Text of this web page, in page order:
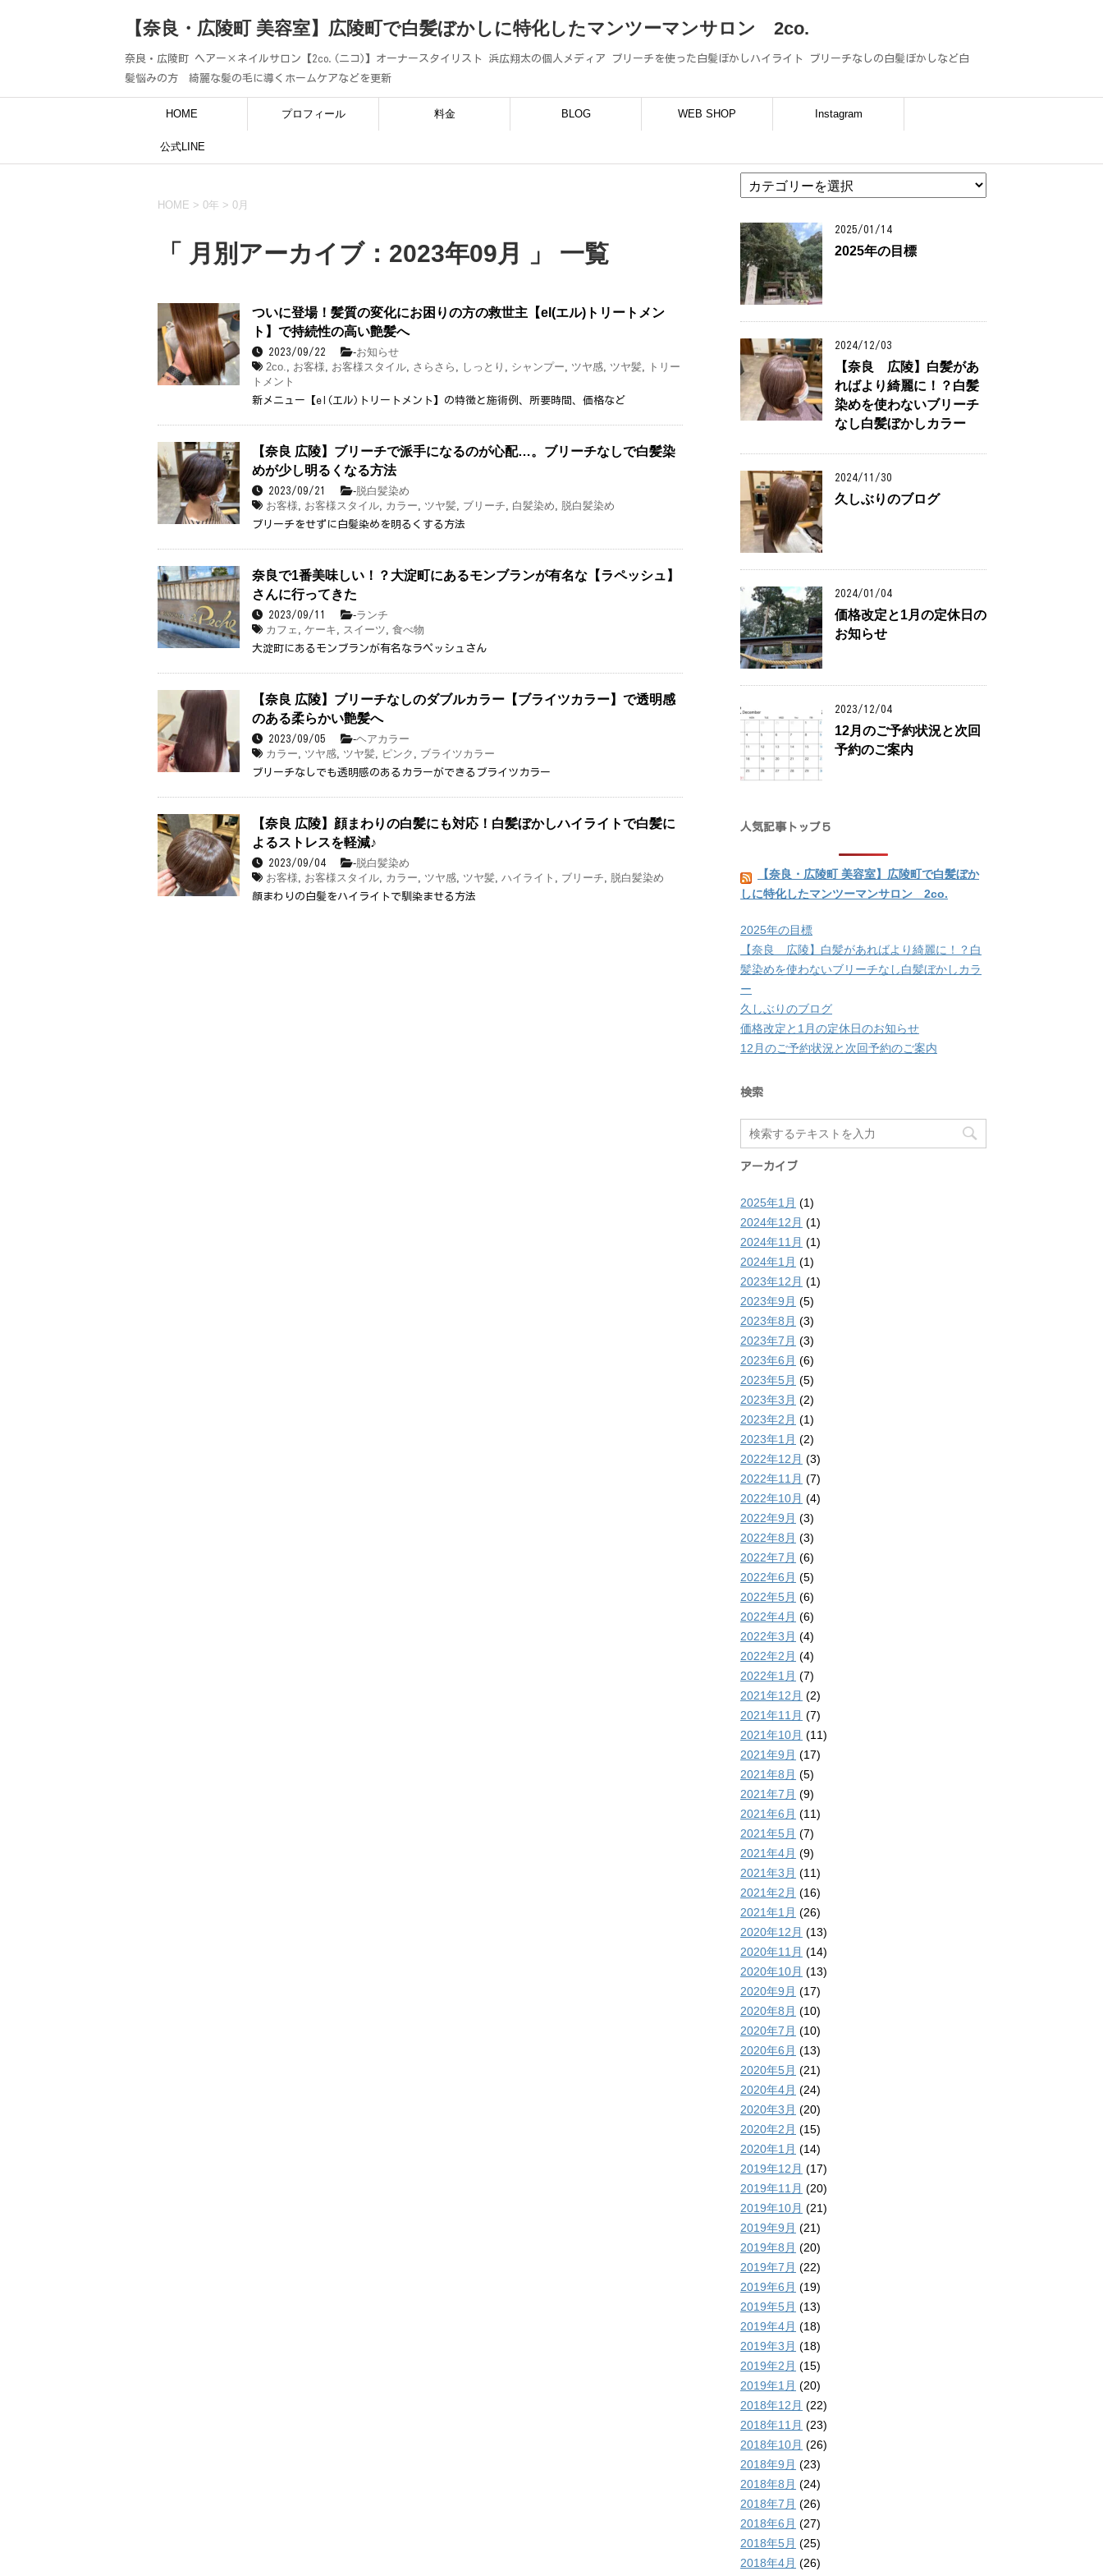
【奈良・広陵町 美容室】広陵町で白髪ぼかしに特化したマンツーマンサロン 2co.
奈良・広陵町 ヘアー×ネイルサロン【2co.(ニコ)】オーナースタイリスト 浜広翔太の個人メディア ブリーチを使った白髪ぼかしハイライト ブリーチなしの白髪ぼかしなど白
髪悩みの方 綺麗な髪の毛に導くホームケアなどを更新
HOME プロフィール 料金 BLOG WEB SHOP Instagram
公式LINE
HOME > 0年 > 0月
「 月別アーカイブ：2023年09月 」 一覧
ついに登場！髪質の変化にお困りの方の救世主【el(エル)トリートメン
ト】で持続性の高い艶髪へ
2023/09/22 -お知らせ
2co., お客様, お客様スタイル, さらさら , しっとり , シャンプー, ツヤ感, ツヤ髪,
トリー
トメント
新メニュー【el(エル)トリートメント】の特徴と施術例、所要時間、価格など
【奈良 広陵】ブリーチで派手になるのが心配…。ブリーチなしで白髪染
めが少し明るくなる方法
2023/09/21 -脱白髪染め
お客様, お客様スタイル, カラー, ツヤ髪, ブリーチ, 白髪染め, 脱白髪染め
ブリーチをせずに白髪染めを明るくする方法
奈良で1番美味しい！？大淀町にあるモンブランが有名な【ラペッシュ】
さんに行ってきた
2023/09/11 -ランチ
カフェ , ケーキ, スイーツ, 食べ物
大淀町にあるモンブランが有名なラペッシュさん
【奈良 広陵】ブリーチなしのダブルカラー【ブライツカラー】で透明感
のある柔らかい艶髪へ
2023/09/05 -ヘアカラー
カラー, ツヤ感, ツヤ髪, ピンク , ブライツカラー
ブリーチなしでも透明感のあるカラーができるブライツカラー
【奈良 広陵】顔まわりの白髪にも対応！白髪ぼかしハイライトで白髪に
よるストレスを軽減♪
2023/09/04 -脱白髪染め
お客様, お客様スタイル, カラー, ツヤ感, ツヤ髪, ハイライト , ブリーチ, 脱白髪染め
顔まわりの白髪をハイライトで馴染ませる方法
テ
リ
ー
2025/01/14
2025年の目標
2024/12/03
【奈良 広陵】白髪があ
ればより綺麗に！？白髪
染めを使わないブリーチ
なし白髪ぼかしカラー
2024/11/30
久しぶりのブログ
2024/01/04
価格改定と1月の定休日の
お知らせ
2023/12/04
12月のご予約状況と次回
予約のご案内
人気記事トップ５
【奈良・広陵町 美容室】広陵町で白髪ぼか
しに特化したマンツーマンサロン 2co.
2025年の目標
【奈良 広陵】白髪があればより綺麗に！？白
髪染めを使わないブリーチなし白髪ぼかしカラ
ー
久しぶりのブログ
価格改定と1月の定休日のお知らせ
12月のご予約状況と次回予約のご案内
検索
アーカイブ
2025年1月 (1)
2024年12月 (1)
2024年11月 (1)
2024年1月 (1)
2023年12月 (1)
2023年9月 (5)
2023年8月 (3)
2023年7月 (3)
2023年6月 (6)
2023年5月 (5)
2023年3月 (2)
2023年2月 (1)
2023年1月 (2)
2022年12月 (3)
2022年11月 (7)
2022年10月 (4)
2022年9月 (3)
2022年8月 (3)
2022年7月 (6)
2022年6月 (5)
2022年5月 (6)
2022年4月 (6)
2022年3月 (4)
2022年2月 (4)
2022年1月 (7)
2021年12月 (2)
2021年11月 (7)
2021年10月 (11)
2021年9月 (17)
2021年8月 (5)
2021年7月 (9)
2021年6月 (11)
2021年5月 (7)
2021年4月 (9)
2021年3月 (11)
2021年2月 (16)
2021年1月 (26)
2020年12月 (13)
2020年11月 (14)
2020年10月 (13)
2020年9月 (17)
2020年8月 (10)
2020年7月 (10)
2020年6月 (13)
2020年5月 (21)
2020年4月 (24)
2020年3月 (20)
2020年2月 (15)
2020年1月 (14)
2019年12月 (17)
2019年11月 (20)
2019年10月 (21)
2019年9月 (21)
2019年8月 (20)
2019年7月 (22)
2019年6月 (19)
2019年5月 (13)
2019年4月 (18)
2019年3月 (18)
2019年2月 (15)
2019年1月 (20)
2018年12月 (22)
2018年11月 (23)
2018年10月 (26)
2018年9月 (23)
2018年8月 (24)
2018年7月 (26)
2018年6月 (27)
2018年5月 (25)
2018年4月 (26)